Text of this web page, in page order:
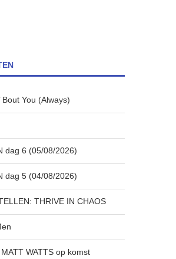
Bout You (Always)
dag 6 (05/08/2026)
dag 5 (04/08/2026)
THRIVE IN CHAOS
WATTS op komst